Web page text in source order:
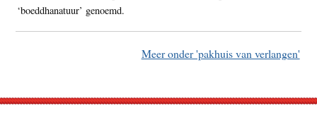
‘boeddhanatuur’ genoemd.
Meer onder 'pakhuis van verlangen'